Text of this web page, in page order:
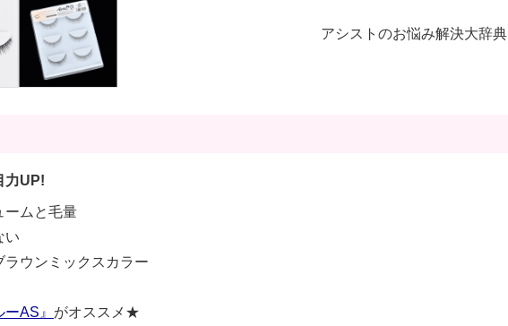
アシストのお悩み解決大辞典
力UP!
ームと毛量
い
ラウンミックスカラー
AS』 がオススメ★